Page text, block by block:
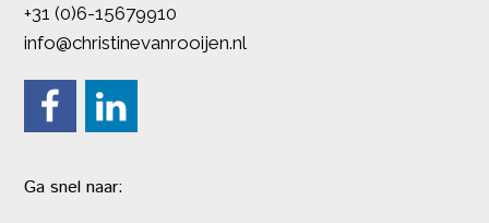
+31 (0)6-15679910
info@christinevanrooijen.nl
Ga snel naar: